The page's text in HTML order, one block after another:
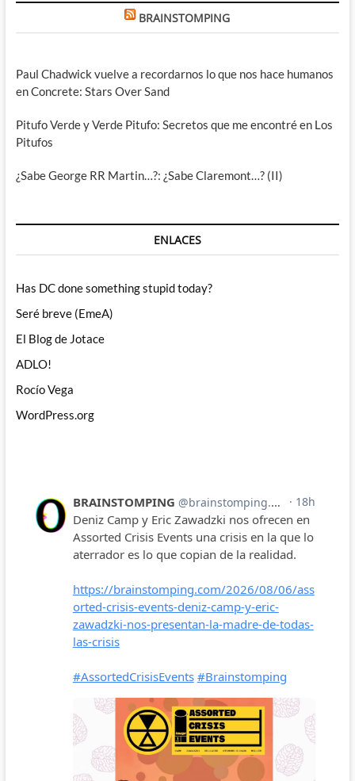
BRAINSTOMPING
Paul Chadwick vuelve a recordarnos lo que nos hace humanos
en Concrete: Stars Over Sand
Pitufo Verde y Verde Pitufo: Secretos que me encontré en Los
Pitufos
¿Sabe George RR Martin…?: ¿Sabe Claremont…? (II)
ENLACES
Has DC done something stupid today?
Seré breve (EmeA)
El Blog de Jotace
ADLO!
Rocío Vega
WordPress.org